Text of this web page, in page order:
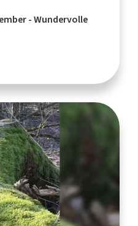
- Wundervolle